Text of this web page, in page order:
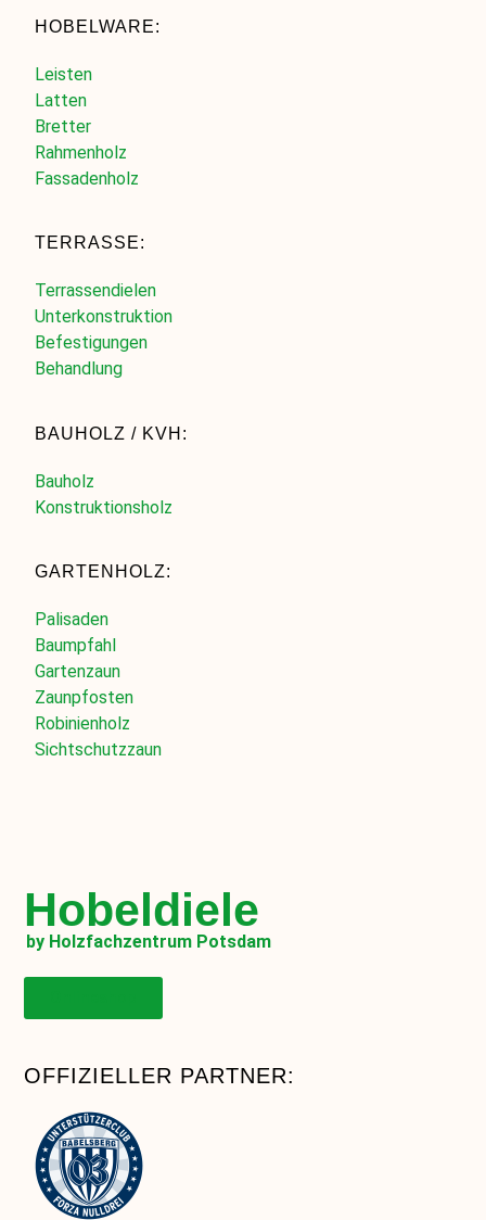
HOBELWARE:
Leisten
Latten
Bretter
Rahmenholz
Fassadenholz
TERRASSE:
Terrassendielen
Unterkonstruktion
Befestigungen
Behandlung
BAUHOLZ / KVH:
Bauholz
Konstruktionsholz
GARTENHOLZ:
Palisaden
Baumpfahl
Gartenzaun
Zaunpfosten
Robinienholz
Sichtschutzzaun
Hobeldiele
by Holzfachzentrum Potsdam
OFFIZIELLER PARTNER: